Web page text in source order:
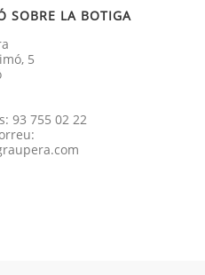
SOBRE LA BOTIGA
5
93 755 02 22